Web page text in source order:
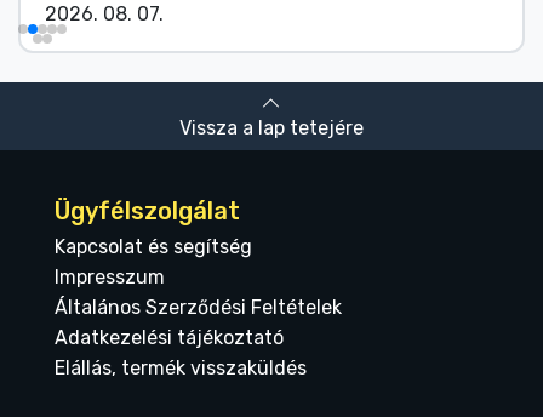
2026. 08. 07.
Vissza a lap tetejére
Ügyfélszolgálat
Kapcsolat és segítség
Impresszum
Általános Szerződési Feltételek
Adatkezelési tájékoztató
Elállás, termék visszaküldés